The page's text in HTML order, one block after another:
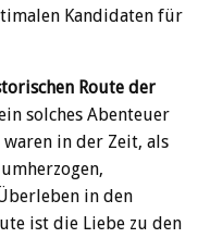
Kandidaten für
Route der
solches Abenteuer
in der Zeit, als
in den
ist die Liebe zu den